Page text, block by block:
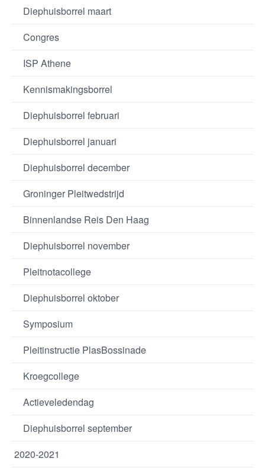
Diephuisborrel maart
Congres
ISP Athene
Kennismakingsborrel
Diephuisborrel februari
Diephuisborrel januari
Diephuisborrel december
Groninger Pleitwedstrijd
Binnenlandse Reis Den Haag
Diephuisborrel november
Pleitnotacollege
Diephuisborrel oktober
Symposium
Pleitinstructie PlasBossinade
Kroegcollege
Actieveledendag
Diephuisborrel september
2020-2021